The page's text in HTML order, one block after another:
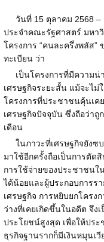
วันที่ 15 ตุลาคม 2568
ประจำคณะรัฐศาสตร์ มหา
โครงการ “คนละครึ่งพลัส”
ทะเบียน ว่า
เป็นโครงการที่มีความ
เศรษฐกิจระยะสั้น แม้จะไ
โครงการที่ประชาชนคุ้นเค
เศรษฐกิจปัจจุบัน ซึ่งถือว่าถู
เดือน
ในภาวะที่เศรษฐกิจยัง
มาใช้อีกครั้งถือเป็นการตัด
การใช้จ่ายของประชาชนใ
ได้น้อยและผู้ประกอบการร
เศรษฐกิจ การหยิบยกโครง
ว่างที่เคยเกิดขึ้นในอดีต จึ
ประโยชน์สูงสุด เพื่อให้ปร
ธุรกิจฐานรากก็มีเงินหมุนเ